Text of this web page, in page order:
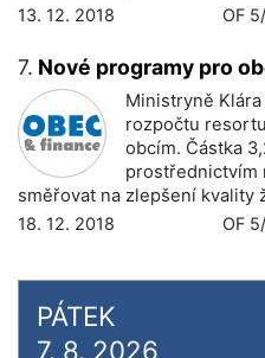
13. 12. 2018 OF
7. Nové programy pro
Ministryně
rozpočtu
obcím. Částka
prostřednictvím
směřovat na zlepšení kvality
18. 12. 2018 OF
PÁTEK
7. 8. 2026